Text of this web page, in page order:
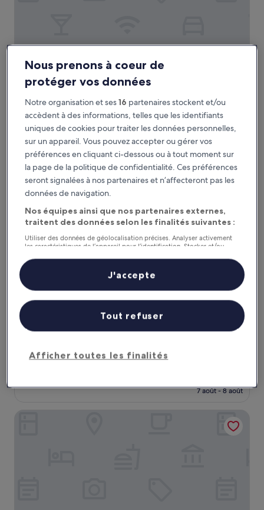
KAMPOT SWEET BOUTIQUE
Hébergement
4.5 étoiles
Kampot
9.8
10,
Exceptionnel,
(44 avis)
9,8/10 Exceptionnel (44 avis)
Le
nouveau
est
de
48 €
48 €
taxes et frais compris
9 août - 10 août
Hotel Old Cinema
Hotel Old Cinema
Hébergement
3.0 étoiles
10.0
sur
(71 avis)
10/10 Exceptionnel (71 avis)
prix
de
43 €
7 août - 8 août
Hotel Old Cinema
Nous prenons à coeur de
protéger vos données
Notre organisation et ses16 partenaires stockent et/ou
accèdent à des informations, telles que les identifiants
uniques de cookies pour traiter les données personnelles,
sur un appareil. Vous pouvez accepter ou gérer vos
préférences en cliquant ci-dessous ou à tout moment sur
la page de la politique de confidentialité. Ces préférences
seront signalées à nos partenaires et n’affecteront pas les
données de navigation.
Nos équipes ainsi que nos partenaires externes,
traitent des données selon les finalités suivantes :
Utiliser des données de géolocalisation précises. Analyser activement
les caractéristiques de l’appareil pour l’identification. Stocker et/ou
personnalisés, mesure de performance des publicités et du contenu,
études d’audience et développement de services.
Liste de nos partenaires (fournisseurs)
Afficher toutes les finalités
Tout refuser
J'accepte